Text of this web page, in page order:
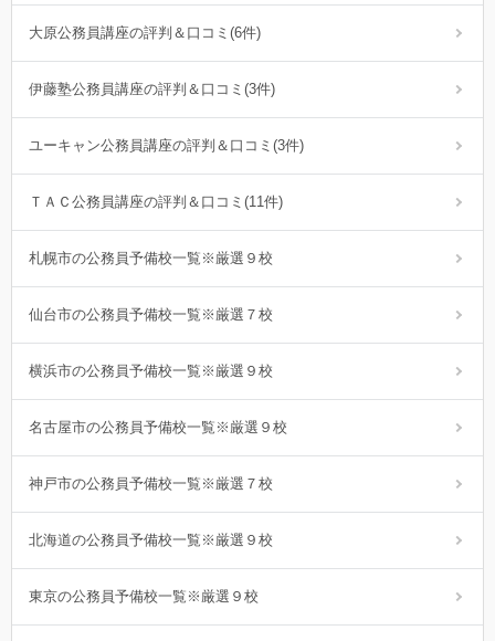
大原公務員講座の評判＆口コミ(6件)
伊藤塾公務員講座の評判＆口コミ(3件)
ユーキャン公務員講座の評判＆口コミ(3件)
ＴＡＣ公務員講座の評判＆口コミ(11件)
札幌市の公務員予備校一覧※厳選９校
仙台市の公務員予備校一覧※厳選７校
横浜市の公務員予備校一覧※厳選９校
名古屋市の公務員予備校一覧※厳選９校
神戸市の公務員予備校一覧※厳選７校
北海道の公務員予備校一覧※厳選９校
東京の公務員予備校一覧※厳選９校